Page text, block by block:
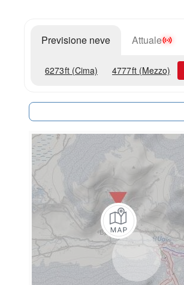
Previsione neve Attuale
6273ft (Cima) 4777ft (Mezzo)